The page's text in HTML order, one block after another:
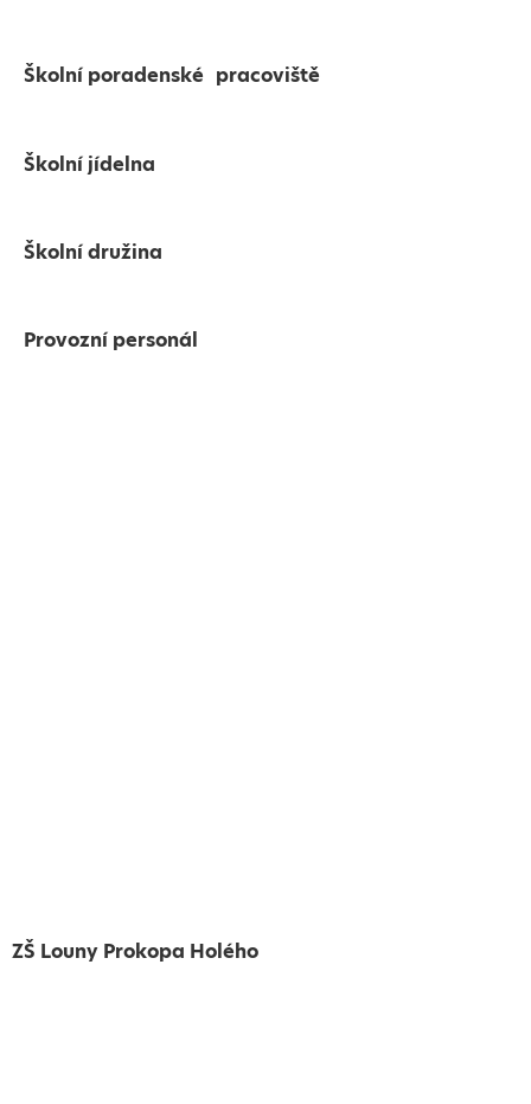
Školní poradenské pracoviště
Školní jídelna
Školní družina
Provozní personál
ZŠ Louny Prokopa Holého